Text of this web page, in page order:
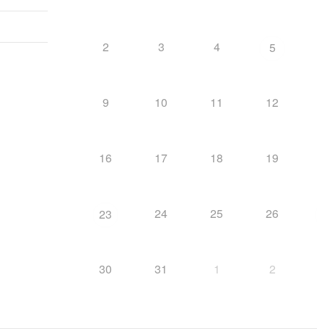
2 3 4 5
9 10 11 12
16 17 18 19
23 24 25 26
30 31 1 2